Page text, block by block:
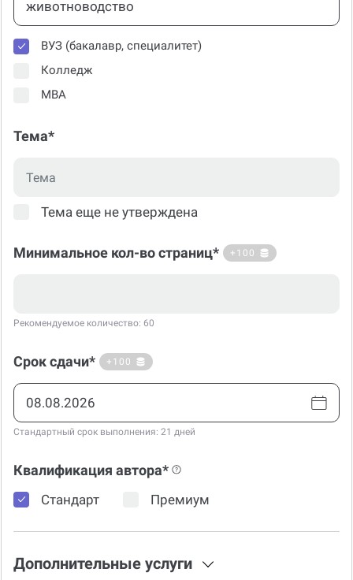
ВУЗ (бакалавр, специалитет)
Колледж
МВА
Тема*
Тема еще не утверждена
Минимальное кол-во страниц* +100
Рекомендуемое количество: 60
Срок сдачи* +100
Стандартный срок выполнения: 21 дней
Квалификация автора*
Стандарт Премиум
Дополнительные услуги